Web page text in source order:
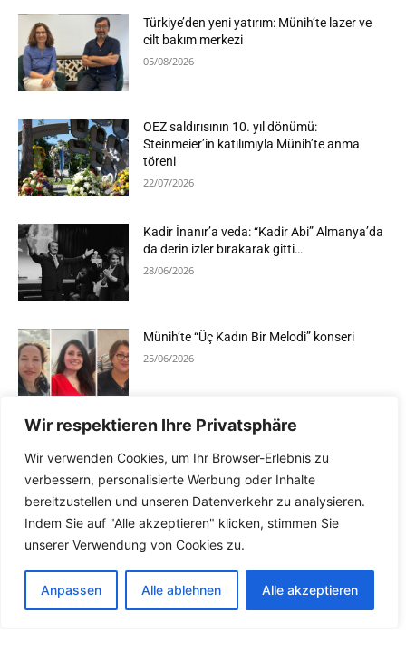
Wir respektieren Ihre Privatsphäre
Wir verwenden Cookies, um Ihr Browser-Erlebnis zu
verbessern, personalisierte Werbung oder Inhalte
bereitzustellen und unseren Datenverkehr zu analysieren.
Indem Sie auf "Alle akzeptieren" klicken, stimmen Sie
unserer Verwendung von Cookies zu.
Anpassen Alle ablehnen Alle akzeptieren
Türkiye’den yeni yatırım: Münih’te lazer ve
cilt bakım merkezi
05/08/2026
OEZ saldırısının 10. yıl dönümü:
Steinmeier’in katılımıyla Münih’te anma
töreni
22/07/2026
Kadir İnanır’a veda: “Kadir Abi” Almanya’da
da derin izler bırakarak gitti…
28/06/2026
Münih’te “Üç Kadın Bir Melodi” konseri
25/06/2026
Devamını Göster